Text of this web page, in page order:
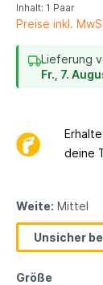
Inhalt: 1 Paar
Preise inkl.
Lieferung
Fr., 7.
Erhalte
deine
Weite: Mittel
Unsicher
Größe